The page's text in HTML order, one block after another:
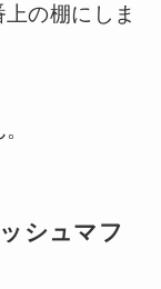
の棚にしま
シュマフ